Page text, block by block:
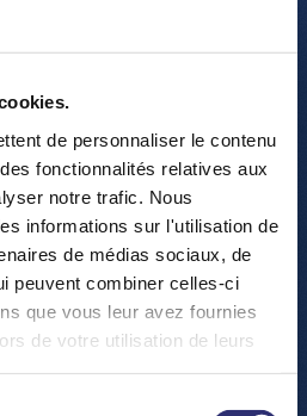
de personnaliser le contenu
fonctionnalités relatives aux
notre trafic. Nous
informations sur l'utilisation de
de médias sociaux, de
peuvent combiner celles-ci
que vous leur avez fournies
de votre utilisation de leurs
Zesummenaarbecht !